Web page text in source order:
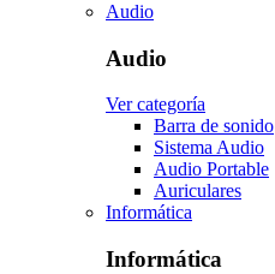
Audio
Audio
Ver categoría
Barra de sonido
Sistema Audio
Audio Portable
Auriculares
Informática
Informática